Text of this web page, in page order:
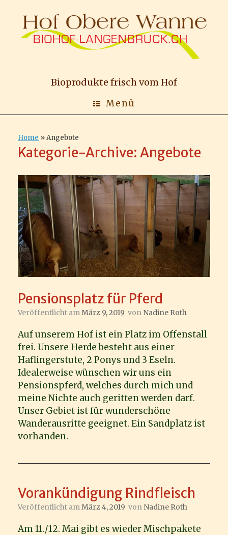
springen
Bioprodukte frisch vom Hof
Menü
Home »Angebote
Kategorie-Archive: Angebote
Pensionsplatz für Pferd
Veröffentlicht amMärz 9, 2019 von Nadine Roth
Auf unserem Hof ist ein Platz im Offenstall
frei. Unsere Herde besteht aus einer
Haflingerstute, 2 Ponys und 3 Eseln.
Idealerweise wünschen wir uns ein
Pensionspferd, welches durch mich und
meine Nichte auch geritten werden darf.
Unser Gebiet ist für wunderschöne
Wanderausritte geeignet. Ein Sandplatz ist
vorhanden.
Vorankündigung Rindfleisch
Veröffentlicht amMärz 4, 2019 von Nadine Roth
Am 11./12. Mai gibt es wieder Mischpakete